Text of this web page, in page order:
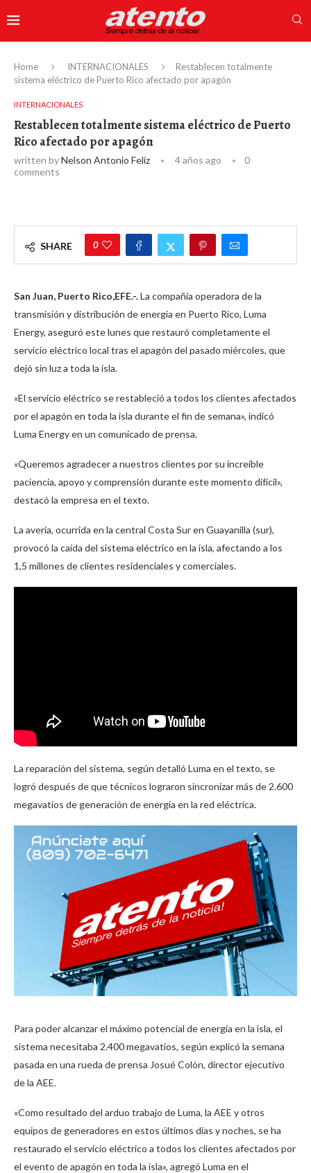
Home INTERNACIONALES
Restablecen totalmente
sistema eléctrico de Puerto Rico afectado por apagón
INTERNACIONALES
Restablecen totalmente sistema eléctrico de Puerto
Rico afectado por apagón
written byNelson Antonio Feliz 4 años ago
0
comments
SHARE 0
San Juan, Puerto Rico,EFE.-.La compañía operadora de la
transmisión y distribución de energía en Puerto Rico, Luma
Energy, aseguró este lunes que restauró completamente el
servicio eléctrico local tras el apagón del pasado miércoles, que
dejó sin luz a toda la isla.
«El servicio eléctrico se restableció a todos los clientes afectados
por el apagón en toda la isla durante el fin de semana», indicó
Luma Energy en un comunicado de prensa.
«Queremos agradecer a nuestros clientes por su increíble
paciencia, apoyo y comprensión durante este momento difícil»,
destacó la empresa en el texto.
La avería, ocurrida en la central Costa Sur en Guayanilla (sur),
provocó la caída del sistema eléctrico en la isla, afectando a los
1,5 millones de clientes residenciales y comerciales.
La reparación del sistema, según detalló Luma en el texto, se
logró después de que técnicos lograron sincronizar más de 2.600
megavatios de generación de energía en la red eléctrica.
Para poder alcanzar el máximo potencial de energía en la isla, el
sistema necesitaba 2.400 megavatios, según explicó la semana
pasada en una rueda de prensa Josué Colón, director ejecutivo
de la AEE.
«Como resultado del arduo trabajo de Luma, la AEE y otros
equipos de generadores en estos últimos días y noches, se ha
restaurado el servicio eléctrico a todos los clientes afectados por
el evento de apagón en toda la isla», agregó Luma en el